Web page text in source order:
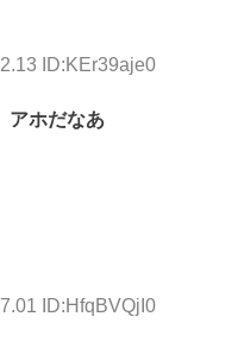
ID:KEr39aje0
アホだなあ
ID:HfqBVQjI0